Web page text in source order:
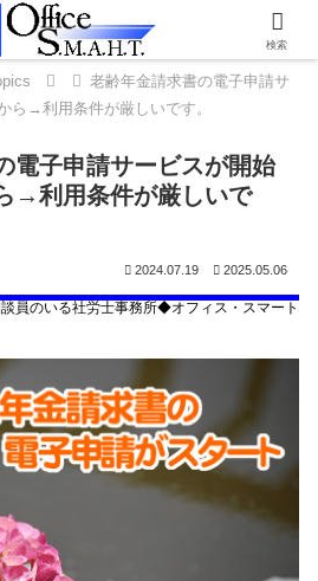
老齢年金請求書の電子申請サ
ら→利用条件が厳しいです。
電子申請サービスが開始
→利用条件が厳しいで
2024.07.19 2025.05.06
員のいる社労士事務所◆オフィス・スマート
検索